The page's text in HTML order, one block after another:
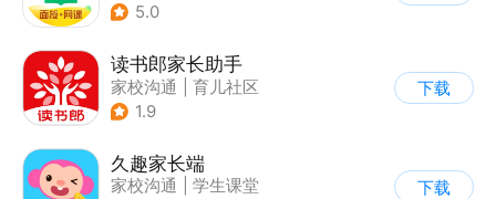
5.0
读书郎家长助手
家校沟通
育儿社区
1.9
下载
久趣家长端
家校沟通
学生课堂
下载